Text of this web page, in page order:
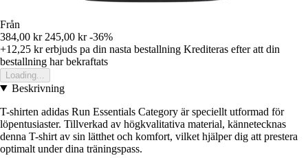
Från
384,00 kr 245,00 kr -36%
+12,25 krerbjuds pa din nasta bestallning Krediteras efter att din
bestallning har bekraftats
Loading...
Beskrivning
T-shirten adidas Run Essentials Category är speciellt utformad för
löpentusiaster. Tillverkad av högkvalitativa material, kännetecknas
denna T-shirt av sin lätthet och komfort, vilket hjälper dig att prestera
optimalt under dina träningspass.